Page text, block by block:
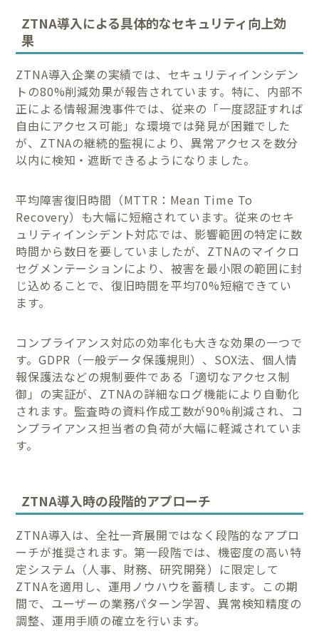
ZTNA導入による具体的なセキュリティ向上効
果
ZTNA導入企業の実績では、セキュリティインシデン
トの80%削減効果が報告されています。特に、内部不
正による情報漏洩事件では、従来の「一度認証すれば
自由にアクセス可能」な環境では発見が困難でした
が、ZTNAの継続的監視により、異常アクセスを数分
以内に検知・遮断できるようになりました。
平均障害復旧時間（MTTR：Mean Time To
Recovery）も大幅に短縮されています。従来のセキ
ュリティインシデント対応では、影響範囲の特定に数
時間から数日を要していましたが、ZTNAのマイクロ
セグメンテーションにより、被害を最小限の範囲に封
じ込めることで、復旧時間を平均70%短縮できてい
ます。
コンプライアンス対応の効率化も大きな効果の一つで
す。GDPR（一般データ保護規則）、SOX法、個人情
報保護法などの規制要件である「適切なアクセス制
御」の実証が、ZTNAの詳細なログ機能により自動化
されます。監査時の資料作成工数が90%削減され、コ
ンプライアンス担当者の負荷が大幅に軽減されていま
す。
ZTNA導入時の段階的アプローチ
ZTNA導入は、全社一斉展開ではなく段階的なアプロ
ーチが推奨されます。第一段階では、機密度の高い特
定システム（人事、財務、研究開発）に限定して
ZTNAを適用し、運用ノウハウを蓄積します。この期
間で、ユーザーの業務パターン学習、異常検知精度の
調整、運用手順の確立を行います。